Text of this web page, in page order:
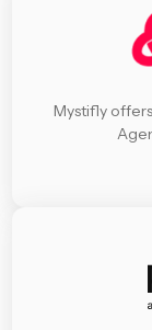
Mystifly